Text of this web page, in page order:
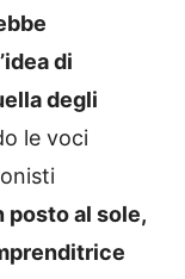
di
degli
le voci
posto al sole,